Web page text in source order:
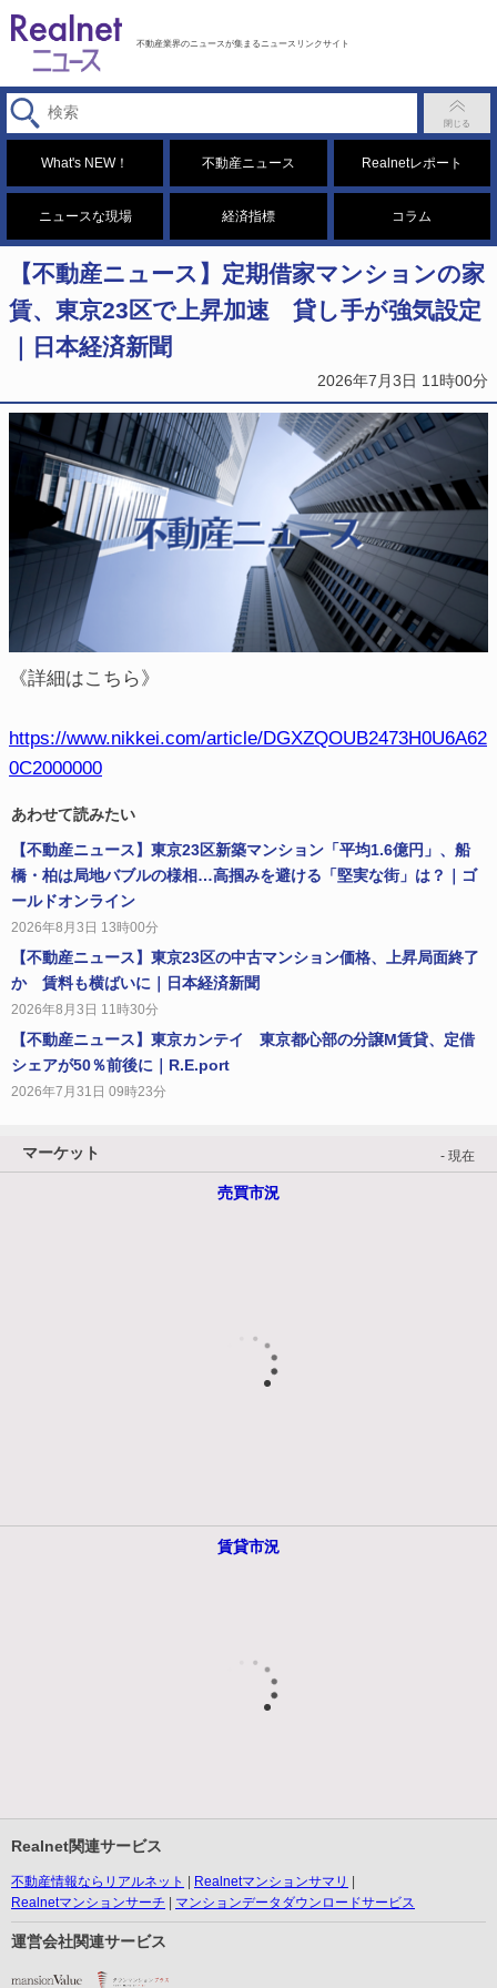
不動産業界のニュースが集まるニュースリンクサイト
What's NEW！ 不動産ニュース Realnetレポート
ニュースな現場 経済指標 コラム
【不動産ニュース】定期借家マンションの家
賃、東京23区で上昇加速 貸し手が強気設定
｜日本経済新聞
2026年7月3日 11時00分
《詳細はこちら》
https://www.nikkei.com/article/DGXZQOUB2473H0U6A62
0C2000000
あわせて読みたい
【不動産ニュース】東京23区新築マンション「平均1.6億円」、船
橋・柏は局地バブルの様相…高掴みを避ける「堅実な街」は？｜ゴ
ールドオンライン
2026年8月3日 13時00分
【不動産ニュース】東京23区の中古マンション価格、上昇局面終了
か 賃料も横ばいに｜日本経済新聞
2026年8月3日 11時30分
【不動産ニュース】東京カンテイ 東京都心部の分譲M賃貸、定借
シェアが50％前後に｜R.E.port
2026年7月31日 09時23分
マーケット - 現在
売買市況
賃貸市況
Realnet関連サービス
不動産情報ならリアルネット
Realnetマンションサマリ
Realnetマンションサーチ
マンションデータダウンロードサービス
運営会社関連サービス